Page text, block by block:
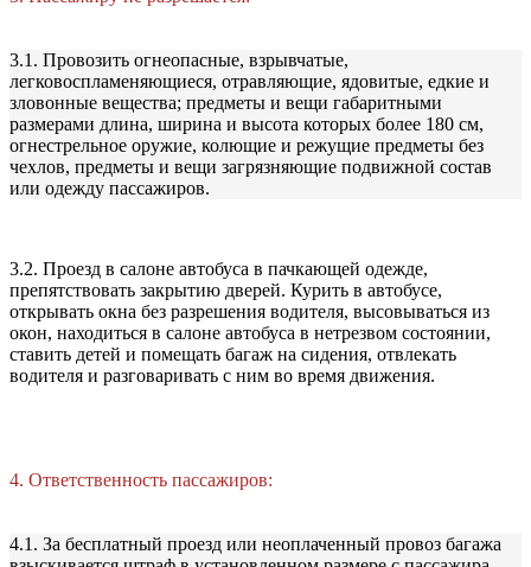
3.1. Провозить огнеопасные, взрывчатые,
легковоспламеняющиеся, отравляющие, ядовитые, едкие и
зловонные вещества; предметы и вещи габаритными
размерами длина, ширина и высота которых более 180 см,
огнестрельное оружие, колющие и режущие предметы без
чехлов, предметы и вещи загрязняющие подвижной состав
или одежду пассажиров.
3.2. Проезд в салоне автобуса в пачкающей одежде,
препятствовать закрытию дверей. Курить в автобусе,
открывать окна без разрешения водителя, высовываться из
окон, находиться в салоне автобуса в нетрезвом состоянии,
ставить детей и помещать багаж на сидения, отвлекать
водителя и разговаривать с ним во время движения.
4. Ответственность пассажиров:
4.1. За бесплатный проезд или неоплаченный провоз багажа